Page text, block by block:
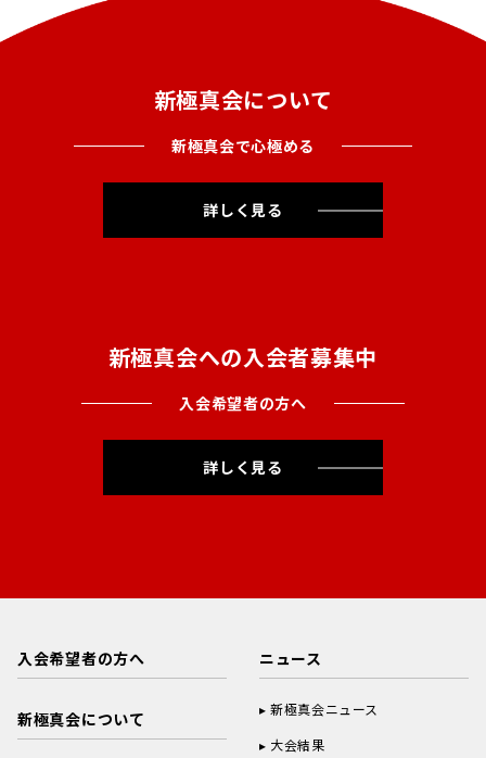
新極真会について
新極真会で心極める
詳しく見る
新極真会への入会者募集中
入会希望者の方へ
詳しく見る
入会希望者の方へ
新極真会について
ニュース
新極真会ニュース
大会結果